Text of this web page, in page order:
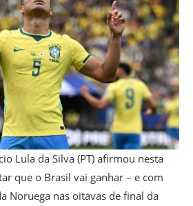
Lula da Silva (PT) afirmou nesta
que o Brasil vai ganhar – e com
Noruega nas oitavas de final da